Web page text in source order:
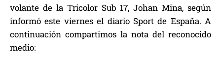
volante de la Tricolor Sub 17, Johan Mina, según
informó este viernes el diario Sport de España. A
continuación compartimos la nota del reconocido
medio: